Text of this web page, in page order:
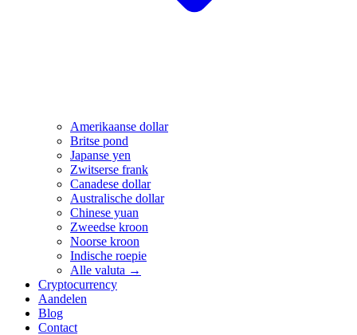
Amerikaanse dollar
Britse pond
Japanse yen
Zwitserse frank
Canadese dollar
Australische dollar
Chinese yuan
Zweedse kroon
Noorse kroon
Indische roepie
Alle valuta →
Cryptocurrency
Aandelen
Blog
Contact